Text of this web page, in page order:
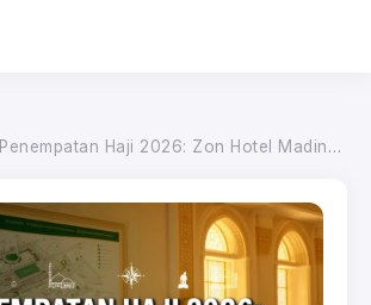
Penempatan Haji 2026: Zon Hotel Madinah